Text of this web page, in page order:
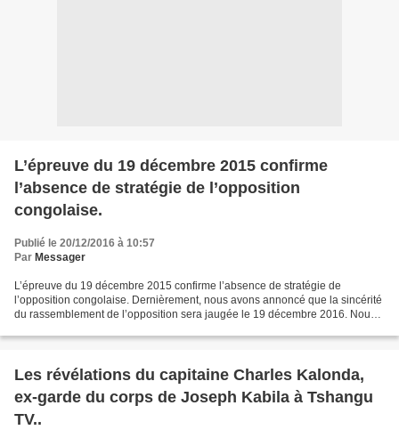
L’épreuve du 19 décembre 2015 confirme
l’absence de stratégie de l’opposition
congolaise.
Publié le 20/12/2016 à 10:57
Par Messager
L’épreuve du 19 décembre 2015 confirme l’absence de stratégie de
l’opposition congolaise. Dernièrement, nous avons annoncé que la sincérité
du rassemblement de l’opposition sera jaugée le 19 décembre 2016. Nous
Les révélations du capitaine Charles Kalonda,
ex-garde du corps de Joseph Kabila à Tshangu
TV..